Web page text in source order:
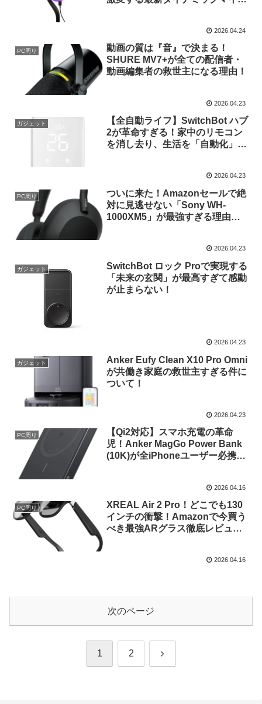
2026.04.24
PC周り
動画の質は『音』で決まる！
SHURE MV7+が全ての配信者・
動画編集者の救世主になる理由！
2026.04.23
ガジェット
【全自動ライフ】SwitchBot ハブ
2が革命すぎる！家中のリモコン
を消し去り、生活を「自動化」す
2026.04.23
PC周り
ついに来た！Amazonセールで絶
対に見逃せない「Sony WH-
1000XM5」が最強すぎる理由を
2026.04.23
ガジェット
SwitchBot ロック Proで実現する
「未来の玄関」が最高すぎて感動
が止まらない！
2026.04.23
ガジェット
Anker Eufy Clean X10 Pro Omni
が共働き家庭の救世主すぎる件に
ついて！
2026.04.23
PC周り
【Qi2対応】スマホ充電の革命
児！Anker MagGo Power Bank
(10K)が全iPhoneユーザー必携な
2026.04.16
PC周り
XREAL Air 2 Pro！どこでも130
インチの衝撃！Amazonで今買う
べき最強ARグラス徹底レビュ
2026.04.16
次のページ
1 2 次